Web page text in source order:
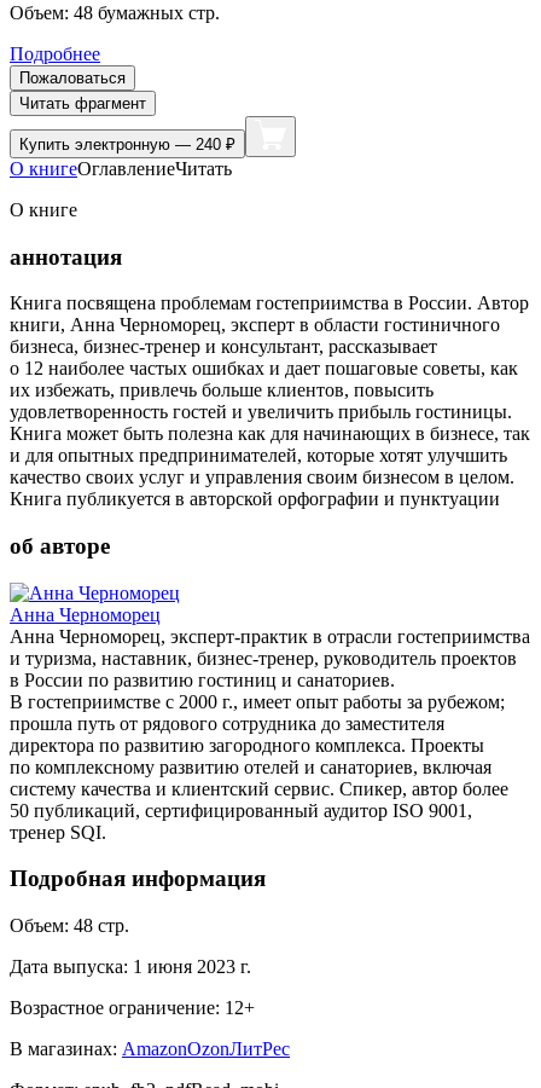
Объем: 48 бумажных стр.
Подробнее
Пожаловаться
Читать фрагмент
Купить электронную — 240 ₽
О книгеОглавлениеЧитать
О книге
аннотация
Книга посвящена проблемам гостеприимства в России. Автор
книги, Анна Черноморец, эксперт в области гостиничного
бизнеса, бизнес-тренер и консультант, рассказывает
о 12 наиболее частых ошибках и дает пошаговые советы, как
их избежать, привлечь больше клиентов, повысить
удовлетворенность гостей и увеличить прибыль гостиницы.
Книга может быть полезна как для начинающих в бизнесе, так
и для опытных предпринимателей, которые хотят улучшить
качество своих услуг и управления своим бизнесом в целом.
Книга публикуется в авторской орфографии и пунктуации
об авторе
Анна Черноморец
Анна Черноморец, эксперт-практик в отрасли гостеприимства
и туризма, наставник, бизнес-тренер, руководитель проектов
в России по развитию гостиниц и санаториев.
В гостеприимстве с 2000 г., имеет опыт работы за рубежом;
прошла путь от рядового сотрудника до заместителя
директора по развитию загородного комплекса. Проекты
по комплексному развитию отелей и санаториев, включая
систему качества и клиентский сервис. Спикер, автор более
50 публикаций, cертифицированный аудитор ISO 9001,
тренер SQI.
Подробная информация
Объем: 48 стр.
Дата выпуска: 1 июня 2023 г.
Возрастное ограничение: 12+
В магазинах: AmazonOzonЛитРес